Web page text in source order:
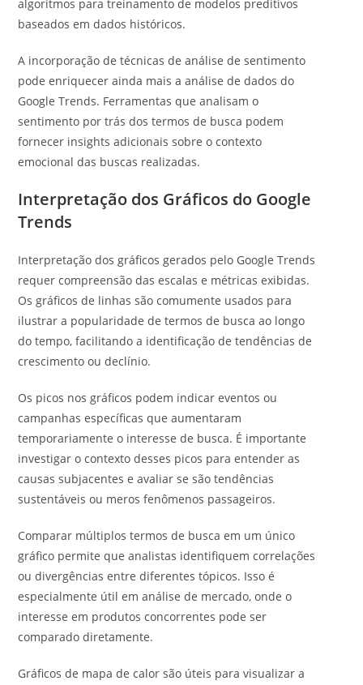
algoritmos para treinamento de modelos preditivos
baseados em dados históricos.
A incorporação de técnicas de análise de sentimento
pode enriquecer ainda mais a análise de dados do
Google Trends. Ferramentas que analisam o
sentimento por trás dos termos de busca podem
fornecer insights adicionais sobre o contexto
emocional das buscas realizadas.
Interpretação dos Gráficos do Google
Trends
Interpretação dos gráficos gerados pelo Google Trends
requer compreensão das escalas e métricas exibidas.
Os gráficos de linhas são comumente usados para
ilustrar a popularidade de termos de busca ao longo
do tempo, facilitando a identificação de tendências de
crescimento ou declínio.
Os picos nos gráficos podem indicar eventos ou
campanhas específicas que aumentaram
temporariamente o interesse de busca. É importante
investigar o contexto desses picos para entender as
causas subjacentes e avaliar se são tendências
sustentáveis ou meros fenômenos passageiros.
Comparar múltiplos termos de busca em um único
gráfico permite que analistas identifiquem correlações
ou divergências entre diferentes tópicos. Isso é
especialmente útil em análise de mercado, onde o
interesse em produtos concorrentes pode ser
comparado diretamente.
Gráficos de mapa de calor são úteis para visualizar a